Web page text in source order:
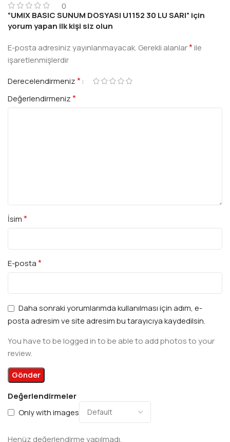
0
Değerlendirmeler
Only with images
Henüz değerlendirme yapılmadı.
“UMIX BASIC SUNUM DOSYASI U1152 30 LU SARI” için
yorum yapan ilk kişi siz olun
E-posta adresiniz yayınlanmayacak. Gerekli alanlar*ile
işaretlenmişlerdir
Derecelendirmeniz*
Değerlendirmeniz*
İsim*
E-posta*
Daha sonraki yorumlarımda kullanılması için adım, e-
posta adresim ve site adresim bu tarayıcıya kaydedilsin.
You have to be logged in to be able to add photos to your
review.